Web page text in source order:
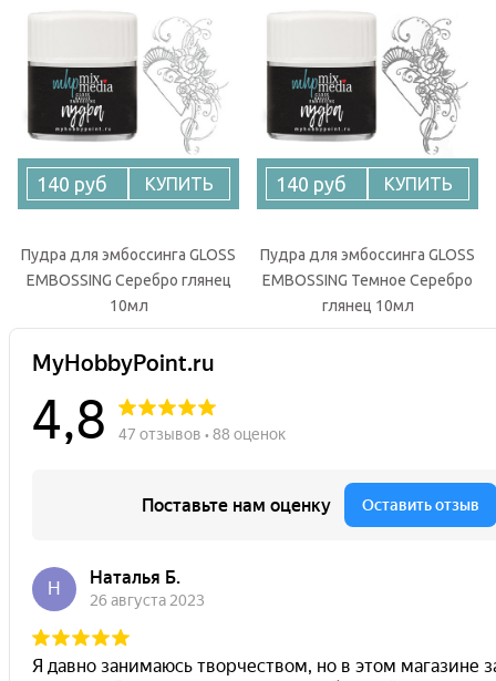
140 руб КУПИТЬ
Пудра для эмбоссинга GLOSS
EMBOSSING Серебро глянец
10мл
140 руб КУПИТЬ
Пудра для эмбоссинга GLOSS
EMBOSSING Темное Серебро
глянец 10мл